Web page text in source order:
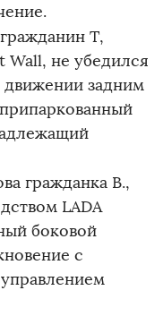
Т,
Wall, не убедился
движении задним
гражданка В.,
LADA
боковой
с